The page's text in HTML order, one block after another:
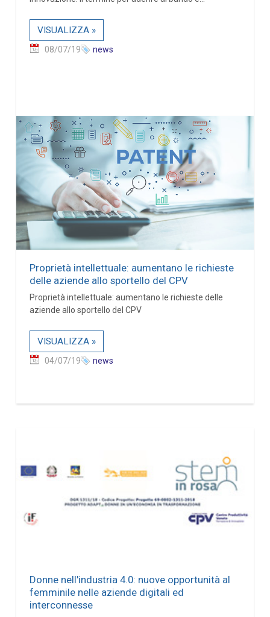
VISUALIZZA »
08/07/19 news
Proprietà intellettuale: aumentano le richieste
delle aziende allo sportello del CPV
Proprietà intellettuale: aumentano le richieste delle
aziende allo sportello del CPV
VISUALIZZA »
04/07/19 news
Donne nell'industria 4.0: nuove opportunità al
femminile nelle aziende digitali ed
interconnesse